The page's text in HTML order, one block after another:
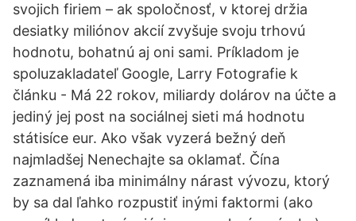
svojich firiem – ak spoločnosť, v ktorej držia
desiatky miliónov akcií zvyšuje svoju trhovú
hodnotu, bohatnú aj oni sami. Príkladom je
spoluzakladateľ Google, Larry Fotografie k
článku - Má 22 rokov, miliardy dolárov na účte a
jediný jej post na sociálnej sieti má hodnotu
státisíce eur. Ako však vyzerá bežný deň
najmladšej Nenechajte sa oklamať. Čína
zaznamená iba minimálny nárast vývozu, ktorý
by sa dal ľahko rozpustiť inými faktormi (ako